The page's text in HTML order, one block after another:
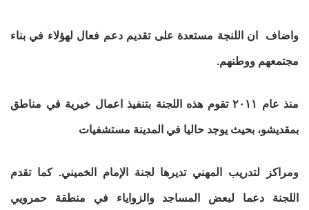
واضاف ان اللنجة مستعدة على تقديم دعم فعال لهؤلاء في بناء
مجتمعهم ووطنهم.
منذ عام ٢٠١١ تقوم هذه اللجنة بتنفيذ اعمال خيرية في مناطق
بمقديشو، بحيث يوجد حاليا في المدينة مستشفيات
ومراكز لتدريب المهني تديرها لجنة الإمام الخميني. كما تقدم
اللجنة دعما لبعض المساجد والزواياء في منطقة حمرويي